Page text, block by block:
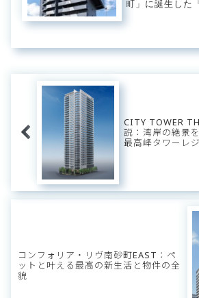
町」に誕生した
ばベイエリアへ
CITY TOWER
説：湾岸の絶景
最高峰タワーレ
コンフォリア・リヴ南砂町EAST：ペ
ットと叶える最高の新生活と物件の全
貌